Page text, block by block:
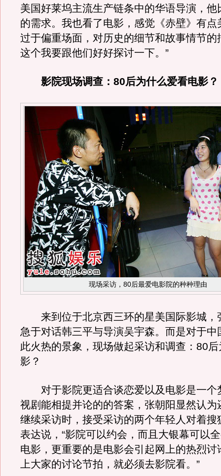
美国好莱坞主流生产链条中的华语导演，他
的需求。我也看了电影，感觉《赤壁》有点
过于偏重场面，对历史的细节和故事情节的
这个我要跟他们好好探讨一下。”
影院现场调查：80后为什么爱看电影？
现场采访，80后最爱电影院的种种理由
来到位于北京西三环的星美国际影城，
急于对话韩三平与导演吴宇森。而是对于中
此火热的景象，现场做起采访和调查：80
影？
对于影院更适合谈恋爱以及电影是一个
视剧能相提并论的的答案，张朝阳显然认为
继续采访时，接受采访的两个年轻人对着搜
表达说，“影院可以约会，而且大银幕可以
电影，更重要的是电影会引起网上的热烈讨
上大家的讨论节拍，就必须去影院看。”